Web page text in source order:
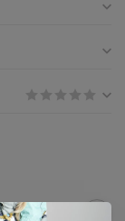
CHF 32,90